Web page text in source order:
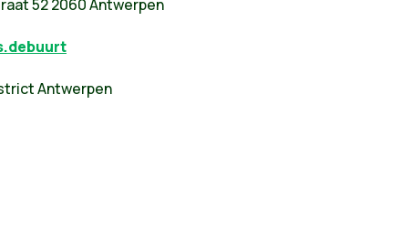
52 2060 Antwerpen
Antwerpen